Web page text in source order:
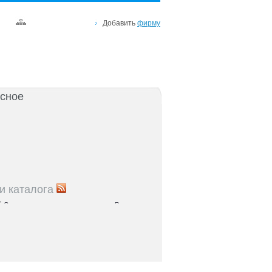
Добавить фирму
каталога
Список рынков и торговых центров Ростова и